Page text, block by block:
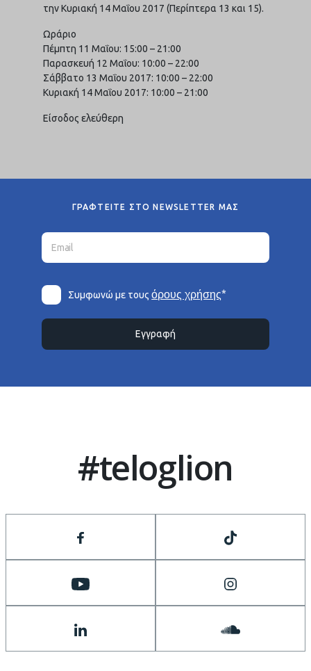
την Κυριακή 14 Μαΐου 2017 (Περίπτερα 13 και 15).
Ωράριο
Πέμπτη 11 Μαΐου: 15:00 – 21:00
Παρασκευή 12 Μαΐου: 10:00 – 22:00
Σάββατο 13 Μαΐου 2017: 10:00 – 22:00
Κυριακή 14 Μαΐου 2017: 10:00 – 21:00
Είσοδος ελεύθερη
ΓΡΑΦΤΕΙΤΕ ΣΤΟ NEWSLETTER ΜΑΣ
Συμφωνώ με τουςόρους χρήσης*
Εγγραφή
#teloglion